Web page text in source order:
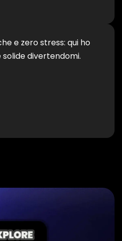
e zero stress: qui ho
divertendomi.